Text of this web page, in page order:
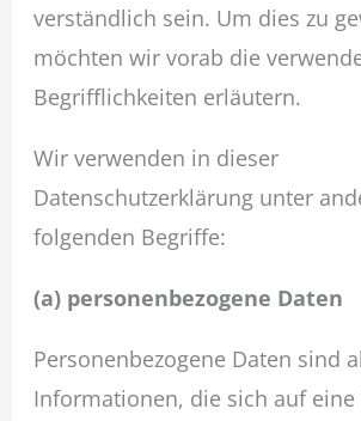
verständlich sein. Um dies zu
möchten wir vorab die
Begrifflichkeiten erläutern.
Wir verwenden in dieser
Datenschutzerklärung unter
folgenden Begriffe:
(a) personenbezogene Daten
Personenbezogene Daten sind
Informationen, die sich auf